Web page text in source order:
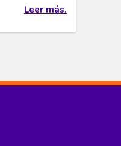
Leer más.